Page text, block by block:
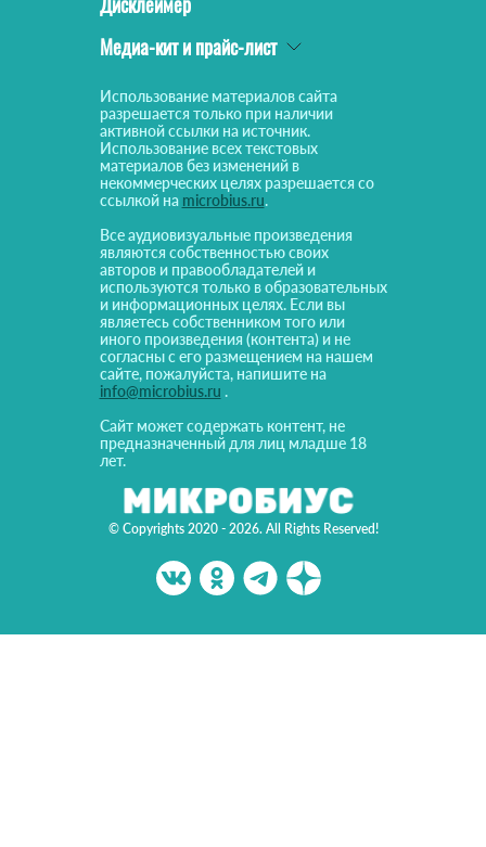
© Copyrights 2020 - 2026. All Rights Reserved!
Медиа-кит и прайс-лист
Использование материалов сайта
разрешается только при наличии
активной ссылки на источник.
Использование всех текстовых
материалов без изменений в
некоммерческих целях разрешается со
ссылкой на microbius.ru.
Все аудиовизуальные произведения
являются собственностью своих
авторов и правообладателей и
используются только в образовательных
и информационных целях. Если вы
являетесь собственником того или
иного произведения (контента) и не
согласны с его размещением на нашем
сайте, пожалуйста, напишите на
info@microbius.ru .
Сайт может содержать контент, не
предназначенный для лиц младше 18
лет.